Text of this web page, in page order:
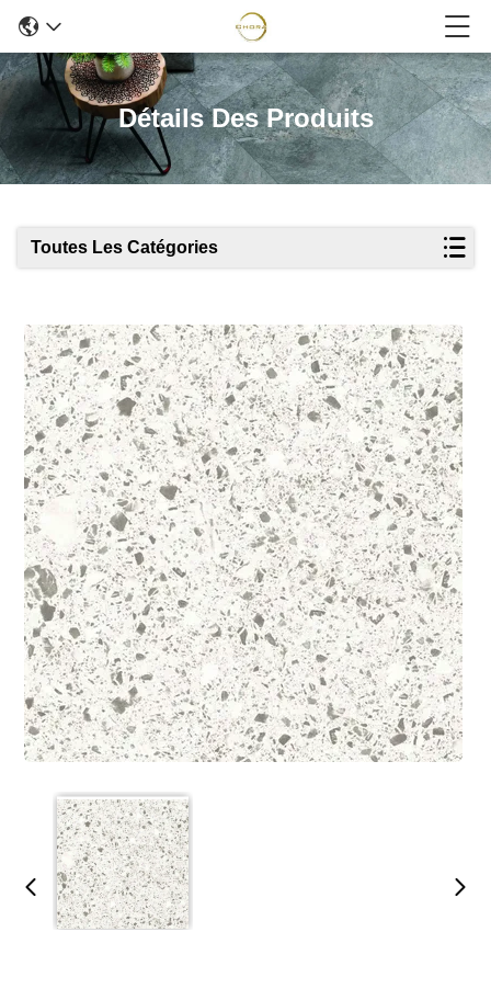
Détails Des Produits
Toutes Les Catégories